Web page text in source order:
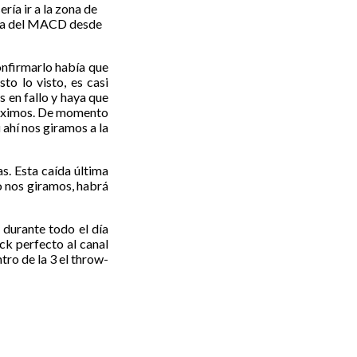
ir a la zona de
del MACD desde
había que
lo visto, es casi
en fallo y haya que
De momento
nos giramos a la
Esta caída última
nos giramos, habrá
durante todo el día
perfecto al canal
de la 3 el throw-